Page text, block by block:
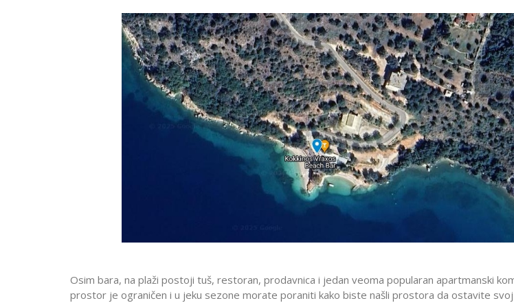
Jadranska
Larnaka
Nilom
Osim bara, na plaži postoji tuš, restoran, prodavnica i jedan veoma popularan apartmanski
prostor je ograničen i u jeku sezone morate poraniti kako biste našli prostora da ostavite